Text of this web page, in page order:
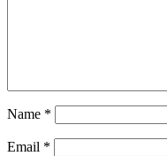
Name *
Email *